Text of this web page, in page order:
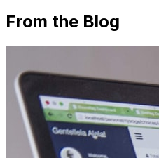
From the Blog